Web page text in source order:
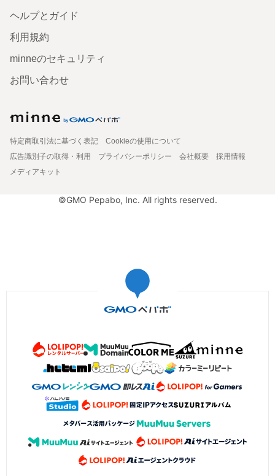
ヘルプとガイド
利用規約
minneのセキュリティ
お問い合わせ
特定商取引法に基づく表記
Cookieの使用について
広告識別子の取得・利用
プライバシーポリシー 会社概要
採用情報
メディアキット
©GMO Pepabo, Inc. All rights reserved.